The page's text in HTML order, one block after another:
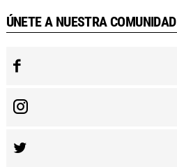
ÚNETE A NUESTRA COMUNIDAD